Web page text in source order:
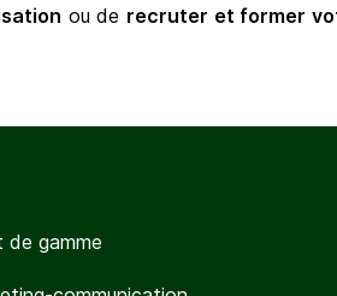
ou de recruter et former
de gamme